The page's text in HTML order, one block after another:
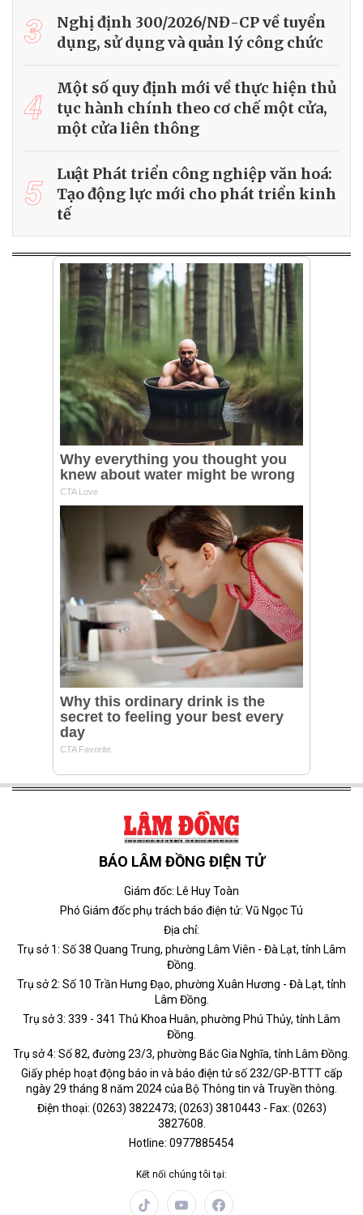
3
Nghị định 300/2026/NĐ-CP về tuyển
dụng, sử dụng và quản lý công chức
4
Một số quy định mới về thực hiện thủ
tục hành chính theo cơ chế một cửa,
một cửa liên thông
5
Luật Phát triển công nghiệp văn hoá:
Tạo động lực mới cho phát triển kinh
tế
BÁO LÂM ĐỒNG ĐIỆN TỬ
Giám đốc: Lê Huy Toàn
Phó Giám đốc phụ trách báo điện tử: Vũ Ngọc Tú
Địa chỉ:
Trụ sở 1: Số 38 Quang Trung, phường Lâm Viên - Đà Lạt, tỉnh Lâm
Đồng.
Trụ sở 2: Số 10 Trần Hưng Đạo, phường Xuân Hương - Đà Lạt, tỉnh
Lâm Đồng.
Trụ sở 3: 339 - 341 Thủ Khoa Huân, phường Phú Thủy, tỉnh Lâm
Đồng.
Trụ sở 4: Số 82, đường 23/3, phường Bắc Gia Nghĩa, tỉnh Lâm Đồng.
Giấy phép hoạt động báo in và báo điện tử số 232/GP-BTTT cấp
ngày 29 tháng 8 năm 2024 của Bộ Thông tin và Truyền thông.
Điện thoại: (0263) 3822473; (0263) 3810443 - Fax: (0263)
3827608.
Hotline: 0977885454
Kết nối chúng tôi tại: